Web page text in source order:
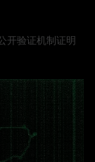
开验证机制证明